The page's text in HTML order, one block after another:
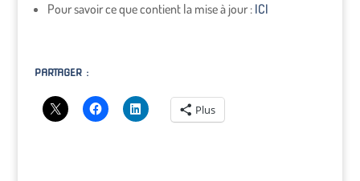
Pour savoir ce que contient la mise à jour : ICI
PARTAGER :
Plus